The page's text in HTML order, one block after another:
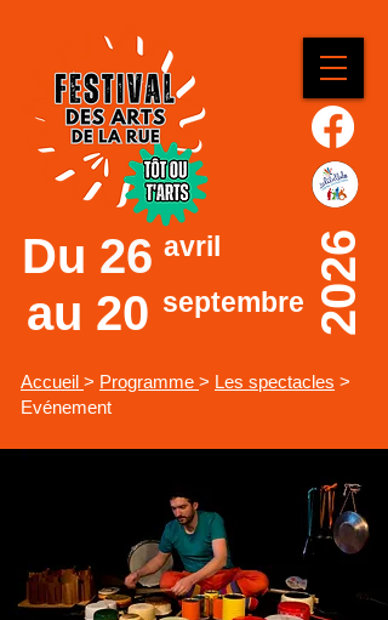
Du 26
au 20
avril
septembre 2026
Accueil > Programme > Les spectacles >
Evénement